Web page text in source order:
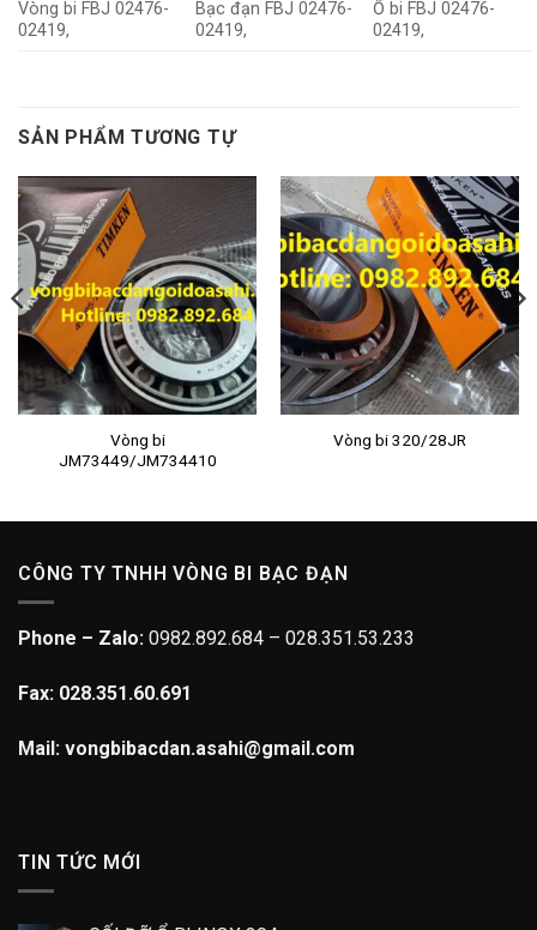
Vòng bi FBJ 02476-
02419,
Bạc đạn FBJ 02476-
02419,
Ổ bi FBJ 02476-
02419,
SẢN PHẨM TƯƠNG TỰ
Vòng bi
JM73449/JM734410
Vòng bi 320/28JR
CÔNG TY TNHH VÒNG BI BẠC ĐẠN
Phone – Zalo: 0982.892.684 – 028.351.53.233
Fax: 028.351.60.691
Mail: vongbibacdan.asahi@gmail.com
TIN TỨC MỚI